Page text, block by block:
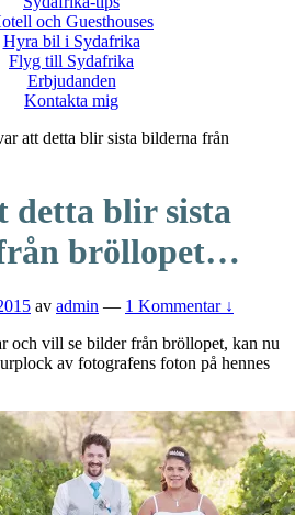
och Guesthouses
Hyra bil i Sydafrika
Flyg till Sydafrika
Erbjudanden
Kontakta mig
att detta blir sista bilderna från
detta blir sista
bröllopet…
av admin — 1 Kommentar ↓
och vill se bilder från bröllopet, kan nu
av fotografens foton på hennes